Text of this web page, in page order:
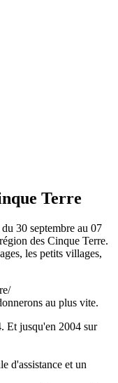
Terre
30 septembre au 07
des Cinque Terre.
les petits villages,
au plus vite.
Et jusqu'en 2004 sur
d'assistance et un